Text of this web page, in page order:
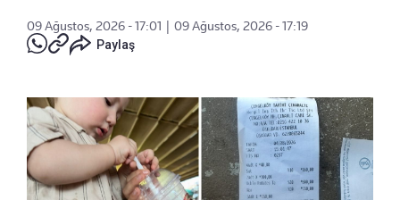
09 Ağustos, 2026 - 17:01
09 Ağustos, 2026 - 17:19
Paylaş